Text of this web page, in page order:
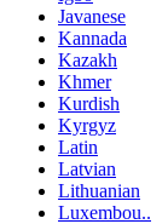
Javanese
Kannada
Kazakh
Khmer
Kurdish
Kyrgyz
Latin
Latvian
Lithuanian
Luxembou..